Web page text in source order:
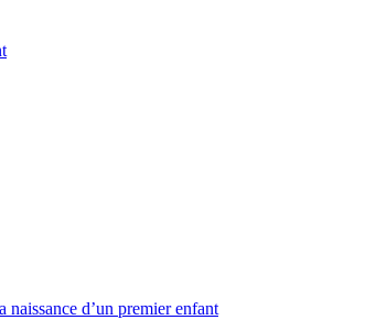
naissance d’un premier enfant